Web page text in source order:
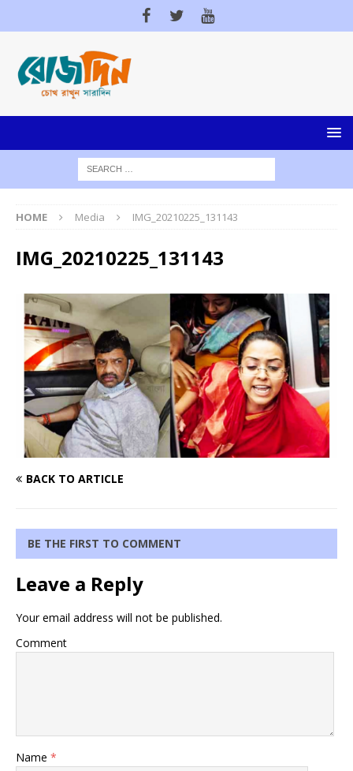
HOME Media IMG_20210225_131143
IMG_20210225_131143
BACK TO ARTICLE
BE THE FIRST TO COMMENT
Leave a Reply
Your email address will not be published.
Comment
Name *